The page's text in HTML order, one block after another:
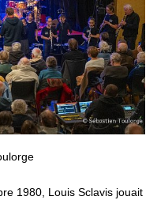
1980, Louis Sclavis jouait